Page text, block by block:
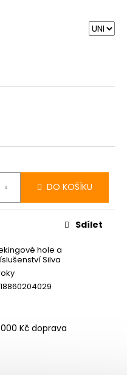
DO KOŠÍKU
hole a
Silva
Sdílet
Kč doprava